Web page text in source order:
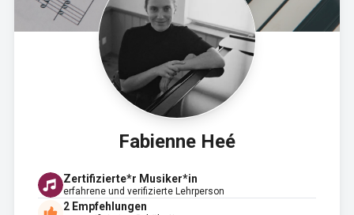
Fabienne Heé
Zertifizierte*r Musiker*in
erfahrene und verifizierte Lehrperson
2 Empfehlungen